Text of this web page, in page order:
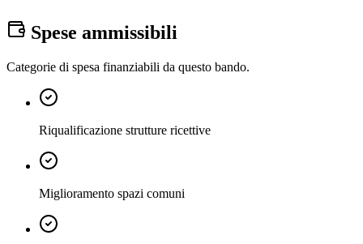
Spese ammissibili
Categorie di spesa finanziabili da questo bando.
Riqualificazione strutture ricettive
Miglioramento spazi comuni